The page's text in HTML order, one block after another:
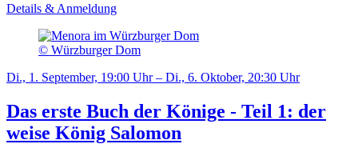
Details & Anmeldung
© Würzburger Dom
Di., 1. September, 19:00 Uhr – Di., 6. Oktober, 20:30 Uhr
Das erste Buch der Könige - Teil 1: der
weise König Salomon